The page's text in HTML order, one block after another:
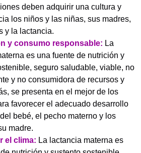
deben adquirir una cultura y
los niños y las niñas, sus madres,
y la lactancia.
y consumo responsable: La
es una fuente de nutrición y
seguro saludable, viable, no
y no consumidora de recursos y
se presenta en el mejor de los
favorecer el adecuado desarrollo
bebé, el pecho materno y los
madre.
el clima: La lactancia materna es